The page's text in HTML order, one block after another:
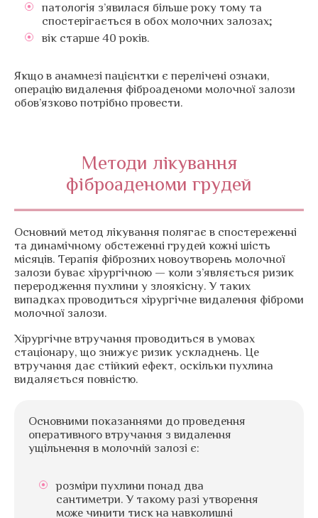
патологія з’явилася більше року тому та
спостерігається в обох молочних залозах;
вік старше 40 років.
Якщо в анамнезі пацієнтки є перелічені ознаки,
операцію видалення фіброаденоми молочної залози
обов’язково потрібно провести.
Методи лікування
фіброаденоми грудей
Основний метод лікування полягає в спостереженні
та динамічному обстеженні грудей кожні шість
місяців. Терапія фіброзних новоутворень молочної
залози буває хірургічною — коли з’являється ризик
переродження пухлини у злоякісну. У таких
випадках проводиться хірургічне видалення фіброми
молочної залози.
Хірургічне втручання проводиться в умовах
стаціонару, що знижує ризик ускладнень. Це
втручання дає стійкий ефект, оскільки пухлина
видаляється повністю.
Основними показаннями до проведення
оперативного втручання з видалення
ущільнення в молочній залозі є:
розміри пухлини понад два
сантиметри. У такому разі утворення
може чинити тиск на навколишні